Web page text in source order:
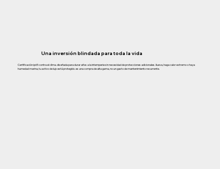
Una inversión blindada para toda la vida
Certificación ip65 contra el clima. diseñada para durar años a la intemperie sin necesidad de protecciones adicionales. llueva, haga calor extremo o haya
humedad marina, tu activo de lujo está protegido. es una compra de alta gama, no un gasto de mantenimiento recurrente.